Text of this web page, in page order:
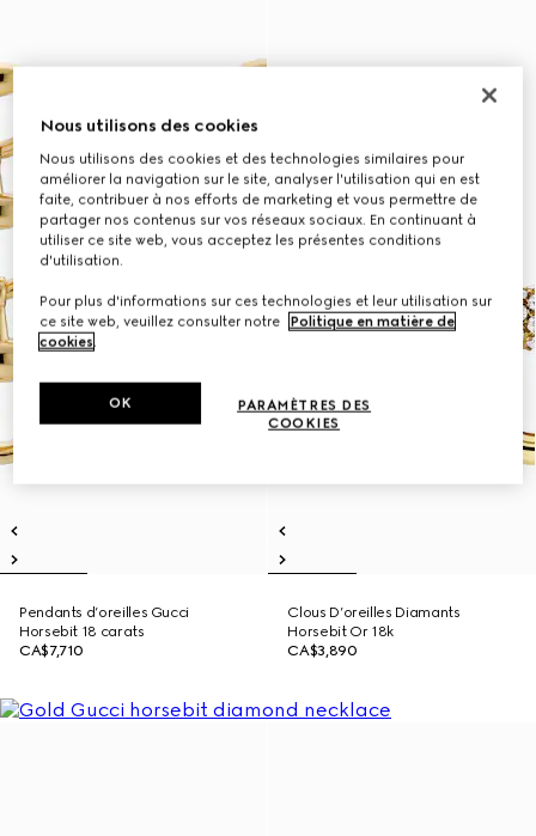
Pendants d’oreilles Gucci
Horsebit 18 carats
CA$7,710
Clous D’oreilles Diamants
Horsebit Or 18k
CA$3,890
Nous utilisons des cookies
Nous utilisons des cookies et des technologies similaires pour
améliorer la navigation sur le site, analyser l'utilisation qui en est
faite, contribuer à nos efforts de marketing et vous permettre de
partager nos contenus sur vos réseaux sociaux. En continuant à
utiliser ce site web, vous acceptez les présentes conditions
d'utilisation.
Pour plus d'informations sur ces technologies et leur utilisation sur
ce site web, veuillez consulter notre
Politique en matière de
cookies.
PARAMÈTRES DES
COOKIES
OK